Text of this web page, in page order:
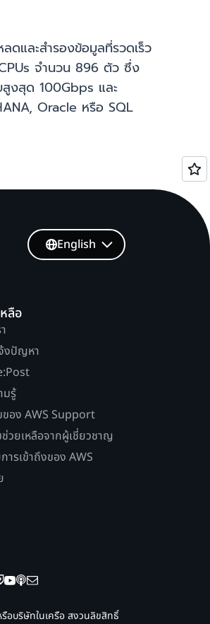
และสำรองข้อมูลที่รวดเร็ว
จำนวน 896 ตัว ซึ่ง
งสุด 100Gbps และ
Oracle หรือ SQL
ลือ
งปัญหา
มรู้
อง AWS Support
วยเหลือจากผู้เชี่ยวชาญ
ารเข้าถึงของ AWS
English
บริษัทในเครือ สงวนลิขสิทธิ์